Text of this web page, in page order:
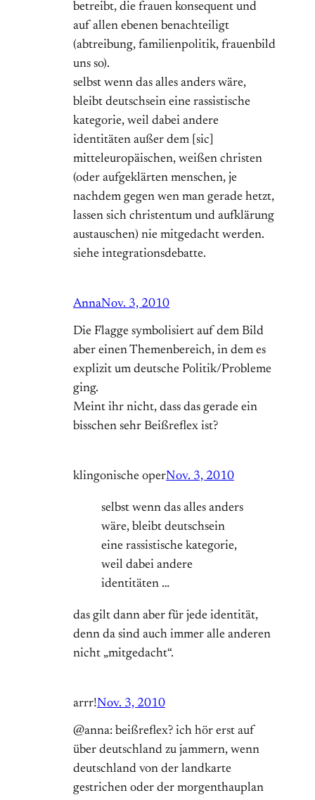
betreibt, die frauen konsequent und
auf allen ebenen benachteiligt
(abtreibung, familienpolitik, frauenbild
uns so).
selbst wenn das alles anders wäre,
bleibt deutschsein eine rassistische
kategorie, weil dabei andere
identitäten außer dem [sic]
mitteleuropäischen, weißen christen
(oder aufgeklärten menschen, je
nachdem gegen wen man gerade hetzt,
lassen sich christentum und aufklärung
austauschen) nie mitgedacht werden.
siehe integrationsdebatte.
AnnaNov. 3, 2010
Die Flagge symbolisiert auf dem Bild
aber einen Themenbereich, in dem es
explizit um deutsche Politik/Probleme
ging.
Meint ihr nicht, dass das gerade ein
bisschen sehr Beißreflex ist?
klingonische operNov. 3, 2010
selbst wenn das alles anders
wäre, bleibt deutschsein
eine rassistische kategorie,
weil dabei andere
identitäten …
das gilt dann aber für jede identität,
denn da sind auch immer alle anderen
nicht „mitgedacht“.
arrr!Nov. 3, 2010
@anna: beißreflex? ich hör erst auf
über deutschland zu jammern, wenn
deutschland von der landkarte
gestrichen oder der morgenthauplan